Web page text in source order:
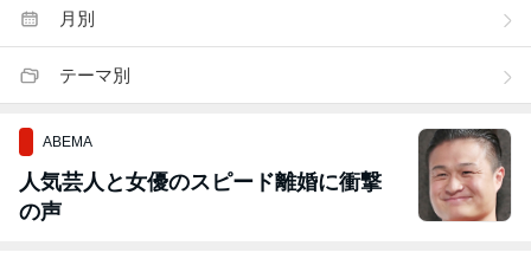
月別
テーマ別
ABEMA
人気芸人と女優のスピード離婚に衝撃
の声